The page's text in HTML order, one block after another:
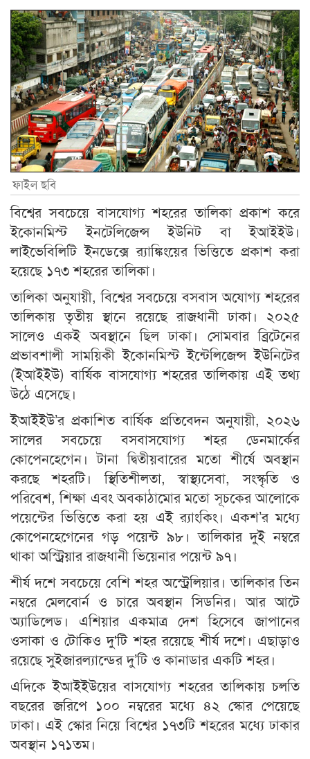
ফাইল ছবি
বিশ্বের সবচেয়ে বাসযোগ্য শহরের তালিকা প্রকাশ করে
ইকোনমিস্ট ইনটেলিজেন্স ইউনিট বা ইআইইউ।
লাইভেবিলিটি ইনডেক্সে র‍্যাঙ্কিংয়ের ভিত্তিতে প্রকাশ করা
হয়েছে ১৭৩ শহরের তালিকা।
তালিকা অনুযায়ী, বিশ্বের সবচেয়ে বসবাস অযোগ্য শহরের
তালিকায় তৃতীয় স্থানে রয়েছে রাজধানী ঢাকা। ২০২৫
সালেও একই অবস্থানে ছিল ঢাকা। সোমবার ব্রিটেনের
প্রভাবশালী সাময়িকী ইকোনমিস্ট ইন্টেলিজেন্স ইউনিটের
(ইআইইউ) বার্ষিক বাসযোগ্য শহরের তালিকায় এই তথ্য
উঠে এসেছে।
ইআইইউ’র প্রকাশিত বার্ষিক প্রতিবেদন অনুযায়ী, ২০২৬
সালের সবচেয়ে বসবাসযোগ্য শহর ডেনমার্কের
কোপেনহেগেন। টানা দ্বিতীয়বারের মতো শীর্ষে অবস্থান
করছে শহরটি। স্থিতিশীলতা, স্বাস্থ্যসেবা, সংস্কৃতি ও
পরিবেশ, শিক্ষা এবং অবকাঠামোর মতো সূচকের আলোকে
পয়েন্টের ভিত্তিতে করা হয় এই র‍্যাংকিং। একশ’র মধ্যে
কোপেনহেগেনের গড় পয়েন্ট ৯৮। তালিকার দুই নম্বরে
থাকা অস্ট্রিয়ার রাজধানী ভিয়েনার পয়েন্ট ৯৭।
শীর্ষ দশে সবচেয়ে বেশি শহর অস্ট্রেলিয়ার। তালিকার তিন
নম্বরে মেলবোর্ন ও চারে অবস্থান সিডনির। আর আটে
অ্যাডিলেড। এশিয়ার একমাত্র দেশ হিসেবে জাপানের
ওসাকা ও টোকিও দু'টি শহর রয়েছে শীর্ষ দশে। এছাড়াও
রয়েছে সুইজারল্যান্ডের দু’টি ও কানাডার একটি শহর।
এদিকে ইআইইউয়ের বাসযোগ্য শহরের তালিকায় চলতি
বছরের জরিপে ১০০ নম্বরের মধ্যে ৪২ স্কোর পেয়েছে
ঢাকা। এই স্কোর নিয়ে বিশ্বের ১৭৩টি শহরের মধ্যে ঢাকার
অবস্থান ১৭১তম।